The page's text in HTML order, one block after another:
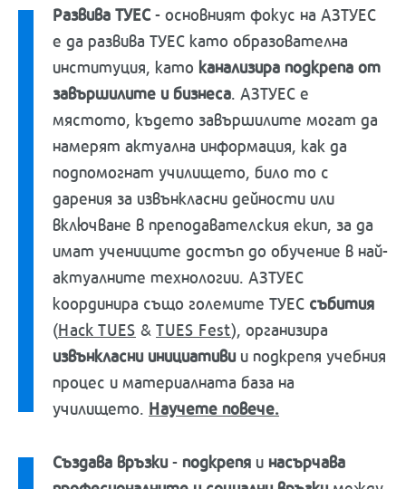
Развива ТУЕС-основният фокус на АЗТУЕС
е да развива ТУЕС като образователна
институция, като канализира подкрепа от
завършилите и бизнеса. АЗТУЕС е
мястото, където завършилите могат да
намерят актуална информация, как да
подпомогнат училището, било то с
дарения за извънкласни дейности или
включване в преподавателския екип, за да
имат учениците достъп до обучение в най-
актуалните технологии. АЗТУЕС
координира също големите ТУЕС събития
(Hack TUES &TUES Fest), организира
извънкласни инициативи и подкрепя учебния
процес и материалната база на
училището. Научете повече.
Създава връзки- подкрепя и насърчава